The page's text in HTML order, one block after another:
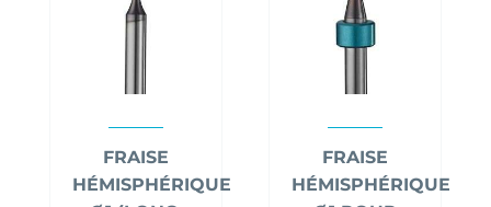
FRAISE
HÉMISPHÉRIQUE
FRAISE
HÉMISPHÉRIQUE